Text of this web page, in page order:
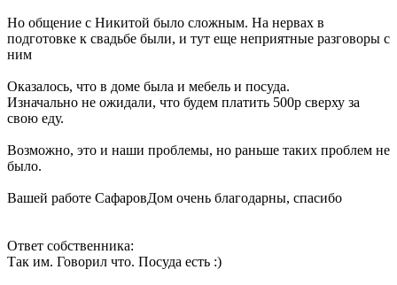
Но общение с Никитой было сложным. На нервах в
подготовке к свадьбе были, и тут еще неприятные разговоры с
ним
Оказалось, что в доме была и мебель и посуда.
Изначально не ожидали, что будем платить 500р сверху за
свою еду.
Возможно, это и наши проблемы, но раньше таких проблем не
было.
Вашей работе СафаровДом очень благодарны, спасибо
Ответ собственника:
Так им. Говорил что. Посуда есть :)